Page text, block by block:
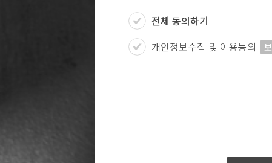
전체 동의하기
개인정보수집 및 이용동의